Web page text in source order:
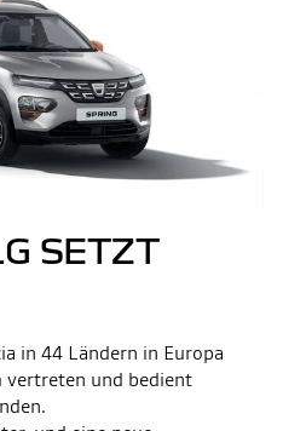
SETZT
in 44 Ländern in Europa
und bedient